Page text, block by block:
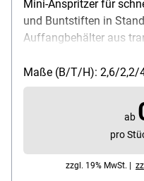
Mini-Anspritzer für
und Buntstiften in
Auffangbehälter aus
Spitzabfall in der
(B/T/H): 2,5/2,2/4,3
Maße (B/T/H): 2,6/2,2/
ab
pro
zzgl. 19% MwSt. |